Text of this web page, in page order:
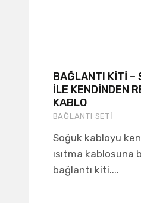
BAĞLANTI KITI –
ILE KENDINDEN
KABLO
BAĞLANTI SETI
Soğuk kabloyu
ısıtma kablosuna
bağlantı kiti....